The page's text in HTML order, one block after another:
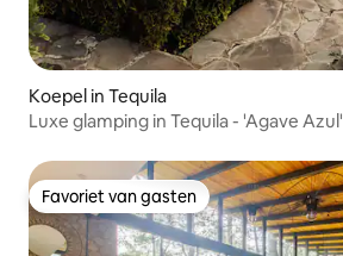
Koepel in Tequila
Luxe glamping in Tequila - 'Agave Azul'
Favoriet van gasten
Favoriet van gasten